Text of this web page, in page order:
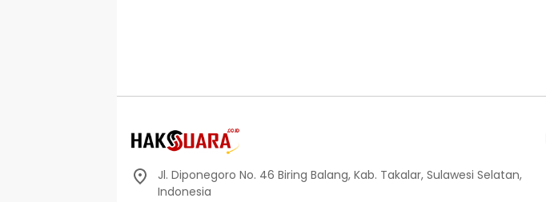
Jl. Diponegoro No. 46 Biring Balang, Kab. Takalar, Sulawesi Selatan,
Indonesia